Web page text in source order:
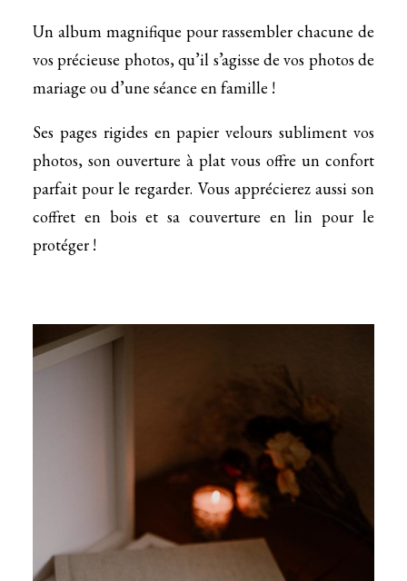
Un album magnifique pour rassembler chacune de
vos précieuse photos, qu’il s’agisse de vos photos de
mariage ou d’une séance en famille !
Ses pages rigides en papier velours subliment vos
photos, son ouverture à plat vous offre un confort
parfait pour le regarder. Vous apprécierez aussi son
coffret en bois et sa couverture en lin pour le
protéger !